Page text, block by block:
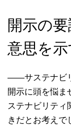
開示の要
意思を示
――サステナビ
開示に頭を悩ま
ステナビリティ
きだとお考えで